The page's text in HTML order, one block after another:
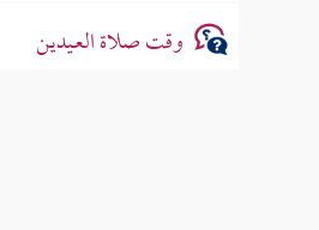
وقت صلاة العـيدين